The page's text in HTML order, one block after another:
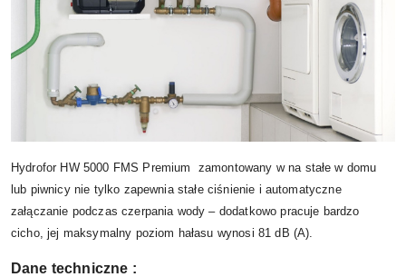
Hydrofor HW 5000 FMS Premium zamontowany w na stałe w domu
lub piwnicy nie tylko zapewnia stałe ciśnienie i automatyczne
załączanie podczas czerpania wody – dodatkowo pracuje bardzo
cicho, jej maksymalny poziom hałasu wynosi 81 dB (A).
Dane techniczne :